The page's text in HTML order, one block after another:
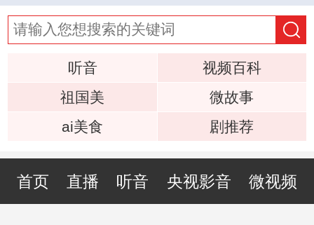
听音
视频百科
祖国美
微故事
ai美食
剧推荐
首页 直播 听音 央视影音 微视频